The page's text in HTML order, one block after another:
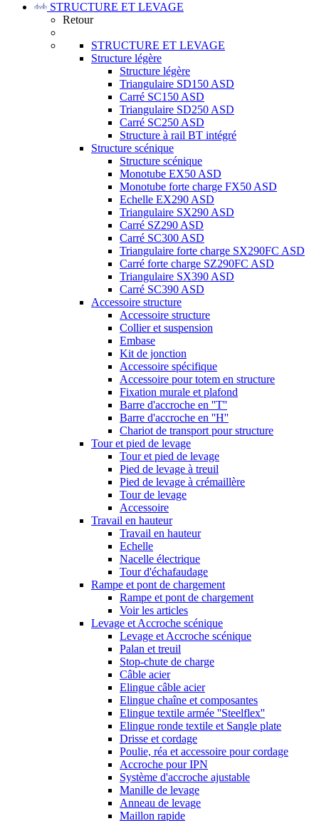
STRUCTURE ET LEVAGE
Retour
STRUCTURE ET LEVAGE
Structure légère
Structure légère
Triangulaire SD150 ASD
Carré SC150 ASD
Triangulaire SD250 ASD
Carré SC250 ASD
Structure à rail BT intégré
Structure scénique
Structure scénique
Monotube EX50 ASD
Monotube forte charge FX50 ASD
Echelle EX290 ASD
Triangulaire SX290 ASD
Carré SZ290 ASD
Carré SC300 ASD
Triangulaire forte charge SX290FC ASD
Carré forte charge SZ290FC ASD
Triangulaire SX390 ASD
Carré SC390 ASD
Accessoire structure
Accessoire structure
Collier et suspension
Embase
Kit de jonction
Accessoire spécifique
Accessoire pour totem en structure
Fixation murale et plafond
Barre d'accroche en ''T''
Barre d'accroche en ''H''
Chariot de transport pour structure
Tour et pied de levage
Tour et pied de levage
Pied de levage à treuil
Pied de levage à crémaillère
Tour de levage
Accessoire
Travail en hauteur
Travail en hauteur
Echelle
Nacelle électrique
Tour d'échafaudage
Rampe et pont de chargement
Rampe et pont de chargement
Voir les articles
Levage et Accroche scénique
Levage et Accroche scénique
Palan et treuil
Stop-chute de charge
Câble acier
Elingue câble acier
Elingue chaîne et composantes
Elingue textile armée ''Steelflex''
Elingue ronde textile et Sangle plate
Drisse et cordage
Poulie, réa et accessoire pour cordage
Accroche pour IPN
Système d'accroche ajustable
Manille de levage
Anneau de levage
Maillon rapide